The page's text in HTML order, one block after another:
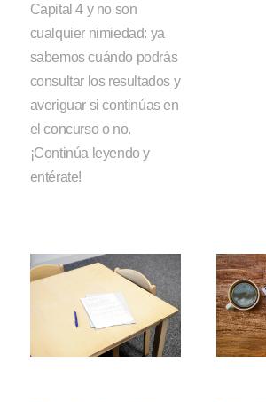
Capital 4 y no son
cualquier nimiedad: ya
sabemos cuándo podrás
consultar los resultados y
averiguar si continúas en
el concurso o no.
¡Continúa leyendo y
entérate!